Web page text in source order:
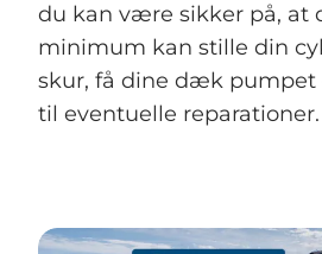
du kan være sikker på, at
minimum kan stille din
skur, få dine dæk
til eventuelle reparationer.